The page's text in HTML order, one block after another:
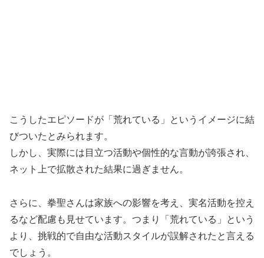
こうしたエピソードが「荒れている」というイメージに結
びついたとみられます。
しかし、実際には目立つ活動や個性的な言動が誇張され、
ネット上で拡散された結果に過ぎません。
さらに、拳聖さんは家族への影響を考え、実名活動を控え
るなど配慮も見せています。つまり「荒れている」という
より、挑戦的で自由な活動スタイルが誤解されたと言える
でしょう。